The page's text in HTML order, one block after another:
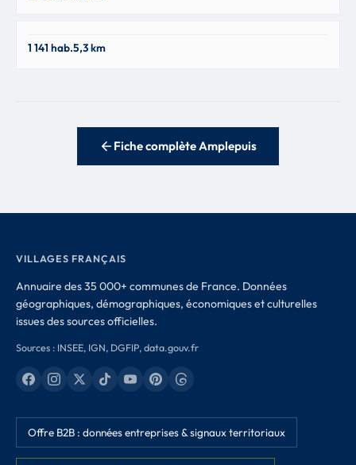
42630
1 141 hab.5,3 km
Fiche complète Amplepuis
VILLAGES FRANÇAIS
Annuaire des 35 000+ communes de France. Données
géographiques, démographiques, économiques et culturelles
issues des sources officielles.
Sources : INSEE, IGN, DGFIP, data.gouv.fr
Offre B2B : données entreprises & signaux territoriaux